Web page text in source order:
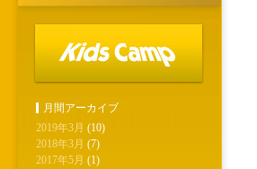
月間アーカイブ
2019年3月 (10)
2018年3月 (7)
2017年5月 (1)